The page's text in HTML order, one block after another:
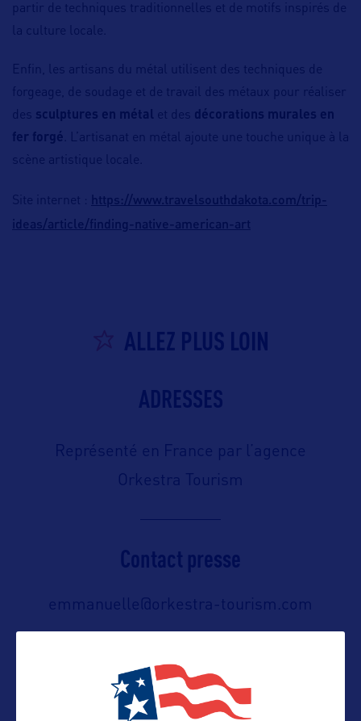
partir de techniques traditionnelles et de motifs inspirés de
la culture locale.
Enfin, les artisans du métal utilisent des techniques de
forgeage, de soudage et de travail des métaux pour réaliser
des sculptures en métal et des décorations murales en
fer forgé . L’artisanat en métal ajoute une touche unique à la
scène artistique locale.
Site internet : https://www.travelsouthdakota.com/trip-
ideas/article/finding-native-american-art
ALLEZ PLUS LOIN
ADRESSES
Représenté en France par l’agence
Orkestra Tourism
Contact presse
emmanuelle@orkestra-tourism.com
Contact pro
emmanuelle@orkestra-tourism.com